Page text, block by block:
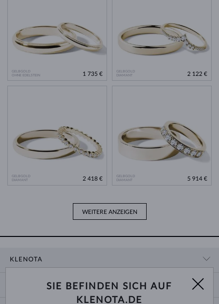
GELBGOLD
OHNE EDELSTEIN
1 735 €
GELBGOLD
DIAMANT
2 122 €
GELBGOLD
DIAMANT
2 418 €
GELBGOLD
DIAMANT
5 914 €
WEITERE ANZEIGEN
KLENOTA
SIE BEFINDEN SICH AUF
KLENOTA.DE